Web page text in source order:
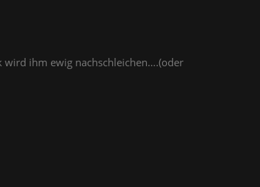
wird ihm ewig nachschleichen….(oder